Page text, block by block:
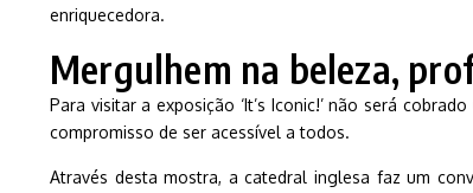
enriquecedora.
Mergulhem na beleza,
Para visitar a exposição ‘It’s Iconic!’ não será
compromisso de ser acessível a todos.
Através desta mostra, a catedral inglesa faz um